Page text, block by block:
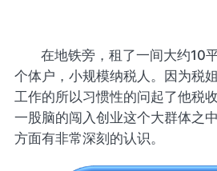
在地铁旁，租了一间大约10
个体户，小规模纳税人。因为税
工作的所以习惯性的问起了他税
一股脑的闯入创业这个大群体之
方面有非常深刻的认识。